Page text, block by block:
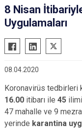
8 Nisan
Uygulamaları
08.04.2020
Koronavirüs tedbirleri
16.00 itibarı ile 45
47 mahalle ve 9
yerinde karantina